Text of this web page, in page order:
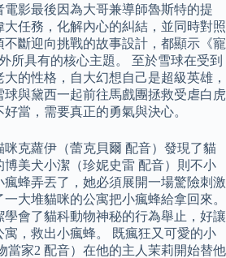
影最後因為大哥兼導師魯斯特的提
任務，化解內心的糾結，並同時對照
斷迎向挑戰的故事設計，都顯示《寵
所具有的核心主題。 至於雪球在受到
的性格，自大幻想自己是超級英雄，
與黛西一起前往馬戲團拯救受虐白虎
當，需要真正的勇氣與決心。
克蘿伊（蕾克貝爾 配音）發現了貓
美犬小潔（珍妮史雷 配音）則不小
蜂弄丟了，她必須展開一場驚險刺激
大堆貓咪的公寓把小瘋蜂給拿回來。
會了貓科動物神秘的行為舉止，好讓
，救出小瘋蜂。 既瘋狂又可愛的小
當家2 配音）在他的主人茉莉開始替他